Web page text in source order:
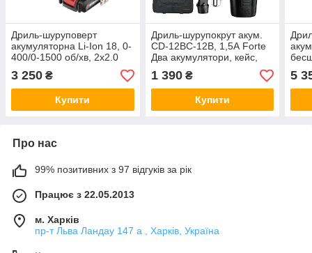
Дриль-шуруповерт
акумуляторна Li-Ion 18, 0-
400/0-1500 об/хв, 2x2.0
Ач, знімний патрон
INTERTOOL WT-0317
ПЕРЕДПЛАТА
3 250 ₴
Купити
Дриль-шурупокрут акум.
CD-12BC-12В, 1,5А Fоrte
Два акумулятори, кейс,
насадки, Патрон 0.8-10
мм, 1300 об/хв, Крутний
момент 28 Нм
1 390₴
Купити
5
Про нас
99% позитивних з 97 відгуків за рік
Працює з 22.05.2013
м. Харків
пр-т Льва Ландау 147 а , Харків, Україна